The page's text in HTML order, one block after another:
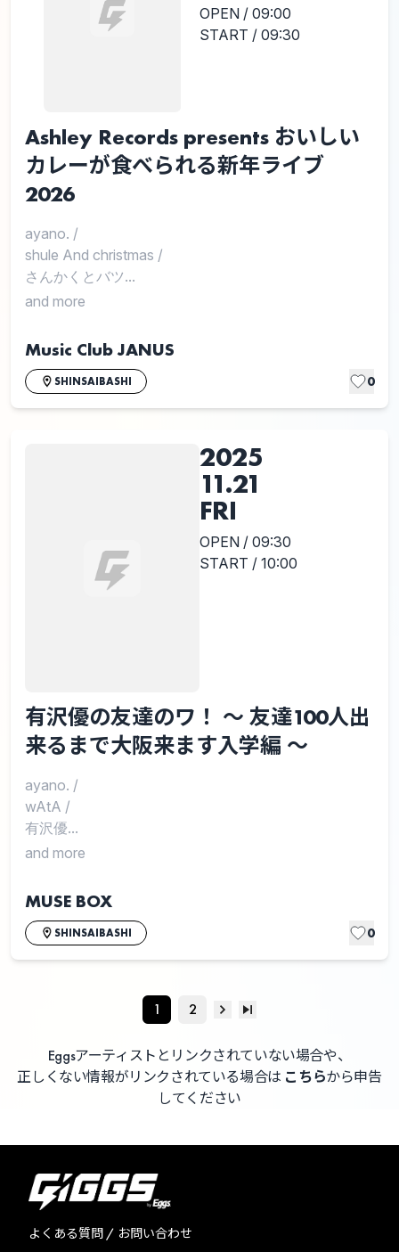
OPEN / 09:00
START / 09:30
Ashley Records presents おいしい
カレーが食べられる新年ライブ
2026
ayano. /
shule And christmas /
さんかくとバツ...
and more
Music Club JANUS
SHINSAIBASHI 0
2025
11.21
FRI
OPEN / 09:30
START / 10:00
有沢優の友達のワ！ 〜 友達100人出
来るまで大阪来ます入学編 〜
ayano. /
wAtA /
有沢優...
and more
MUSE BOX
SHINSAIBASHI 0
1 2
Eggsアーティストとリンクされていない場合や、
正しくない情報がリンクされている場合は こちらから申告
してください
よくある質問 / お問い合わせ